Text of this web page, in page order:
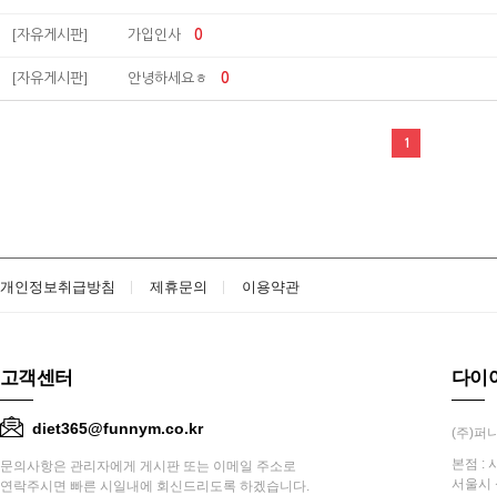
[자유게시판] 가입인사 0
[자유게시판] 안녕하세요ㅎ 0
1
개인정보취급방침 제휴문의 이용약관
고객센터
diet365@funnym.co.kr
문의사항은 관리자에게 게시판 또는 이메일 주소로
연락주시면 빠른 시일내에 회신드리도록 하겠습니다.
다이
(주)퍼
본점 :
서울시